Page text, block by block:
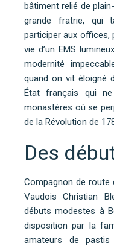
bâtiment relié de
grande fratrie, qui
participer aux offices,
vie d’un EMS
modernité
quand on vit éloigné
État français qui
monastères où se
de la Révolution de
Des
Compagnon de route
Vaudois Christian
débuts modestes à
disposition par la
amateurs de